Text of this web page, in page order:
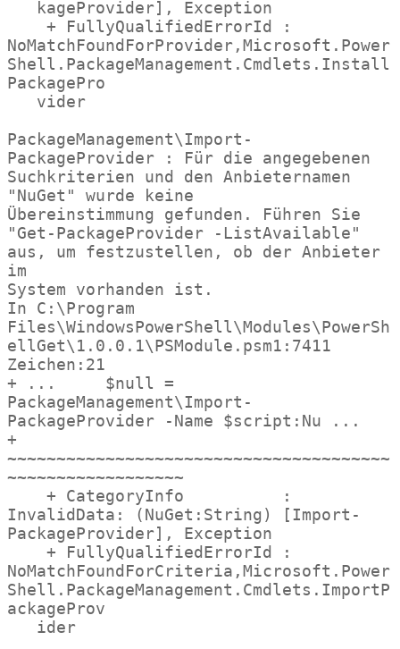
NoMatchFoundForProvider,Microsoft.Power
Shell.PackageManagement.Cmdlets.Install
PackagePro
PackageManagement\Import-
PackageProvider : Für die angegebenen
Suchkriterien und den Anbieternamen
"NuGet" wurde keine
Übereinstimmung gefunden. Führen Sie
"Get-PackageProvider -ListAvailable"
aus, um festzustellen, ob der Anbieter
im
System vorhanden ist.
In C:\Program
Files\WindowsPowerShell\Modules\PowerSh
ellGet\1.0.0.1\PSModule.psm1:7411
Zeichen:21
+ ...     $null =
PackageManagement\Import-
PackageProvider -Name $script:Nu ...
+
~~~~~~~~~~~~~~~~~~~~~~~~~~~~~~~~~~~~~~~
~~~~~~~~~~~~~~~~~~
InvalidData: (NuGet:String) [Import-
PackageProvider], Exception
NoMatchFoundForCriteria,Microsoft.Power
Shell.PackageManagement.Cmdlets.ImportP
ackageProv